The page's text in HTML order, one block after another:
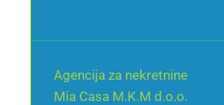
Agencija za nekretnine
Mia Casa M.K.M d.o.o.